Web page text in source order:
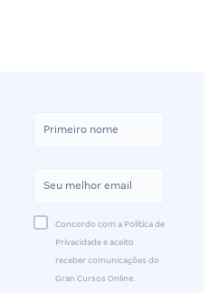
Concordo com a Política de
Privacidade e aceito
receber comunicações do
Gran Cursos Online.